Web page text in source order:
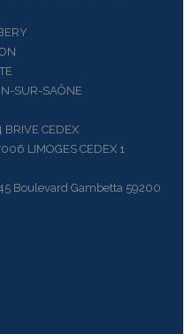
SUR-SAÔNE
CEDEX
LIMOGES CEDEX 1
Boulevard Gambetta 59200